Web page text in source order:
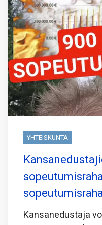
YHTEISKUNTA
Kansanedustaja